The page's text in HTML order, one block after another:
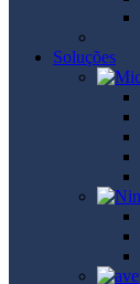
Soluções